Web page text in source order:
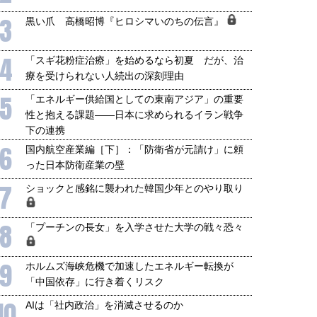
3
黒い爪 高橋昭博『ヒロシマいのちの伝言』
「スギ花粉症治療」を始めるなら初夏 だが、治
療を受けられない人続出の深刻理由
5
「エネルギー供給国としての東南アジア」の重要
性と抱える課題――日本に求められるイラン戦争
下の連携
6
国内航空産業編［下］：「防衛省が元請け」に頼
った日本防衛産業の壁
7 ショックと感銘に襲われた韓国少年とのやり取り
8 「プーチンの長女」を入学させた大学の戦々恐々
9
ホルムズ海峡危機で加速したエネルギー転換が
「中国依存」に行き着くリスク
AIは「社内政治」を消滅させるのか